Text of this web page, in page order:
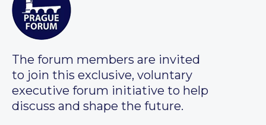
The forum members are invited
to join this exclusive, voluntary
executive forum initiative to help
discuss and shape the future.